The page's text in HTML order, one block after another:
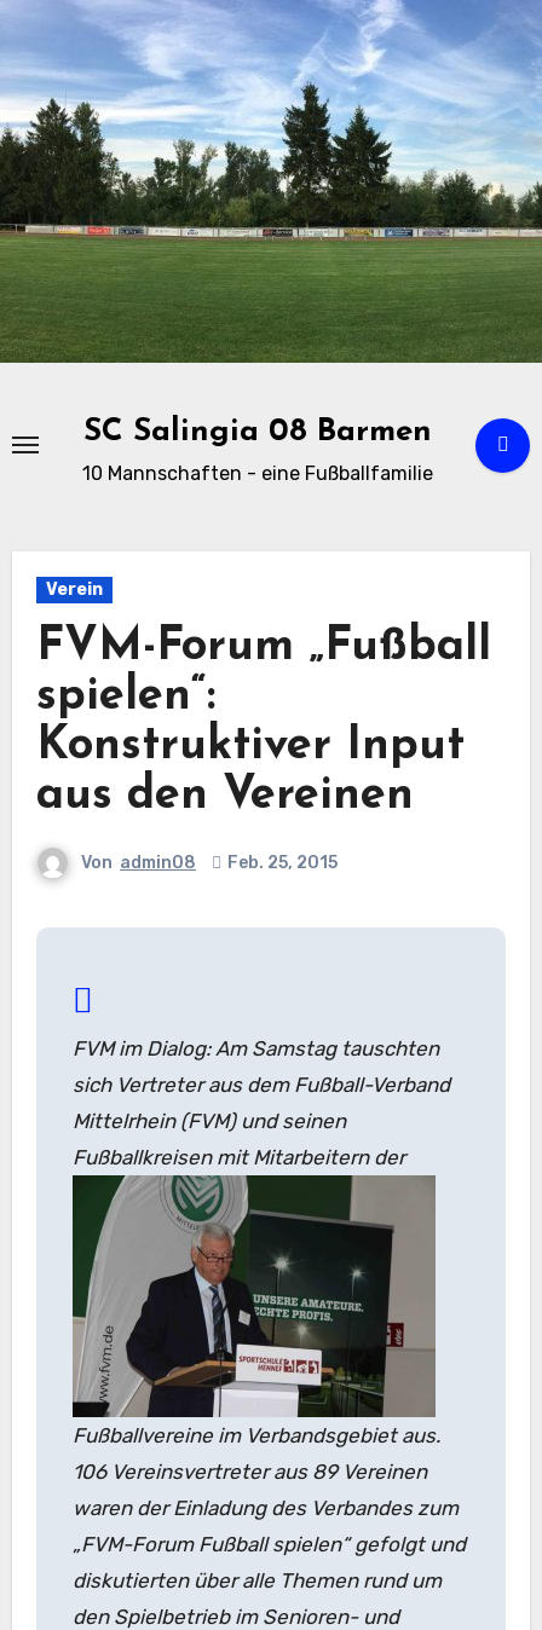
Zu
Inhalten
springen
SC Salingia 08 Barmen
10 Mannschaften - eine Fußballfamilie
Verein
FVM-Forum „Fußball
spielen“:
Konstruktiver Input
aus den Vereinen
Von admin08 Feb. 25, 2015
FVM im Dialog: Am Samstag tauschten
sich Vertreter aus dem Fußball-Verband
Mittelrhein (FVM) und seinen
Fußballkreisen mit Mitarbeitern der
Fußballvereine im Verbandsgebiet aus.
106 Vereinsvertreter aus 89 Vereinen
waren der Einladung des Verbandes zum
„FVM-Forum Fußball spielen“ gefolgt und
diskutierten über alle Themen rund um
den Spielbetrieb im Senioren- und